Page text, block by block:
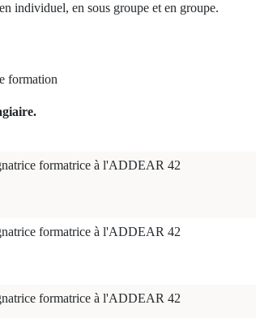
individuel, en sous groupe et en groupe.
formation
formatrice à l'ADDEAR 42
formatrice à l'ADDEAR 42
formatrice à l'ADDEAR 42